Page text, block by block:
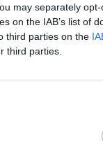
may separately
on the IAB’s list of
third parties on the
third parties.
acords
la
que
millorar la
que